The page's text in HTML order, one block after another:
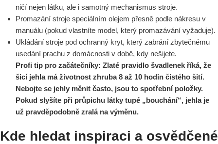
ničí nejen látku, ale i samotný mechanismus stroje.
Promazání stroje speciálním olejem přesně podle nákresu v
manuálu (pokud vlastníte model, který promazávání vyžaduje).
Ukládání stroje pod ochranný kryt, který zabrání zbytečnému
usedání prachu z domácnosti v době, kdy nešijete.
Profi tip pro začátečníky: Zlaté pravidlo švadlenek říká, že
šicí jehla má životnost zhruba 8 až 10 hodin čistého šití.
Nebojte se jehly měnit často, jsou to spotřební položky.
Pokud slyšíte při průpichu látky tupé „bouchání“, jehla je
už pravděpodobně zralá na výměnu.
Kde hledat inspiraci a osvědčené